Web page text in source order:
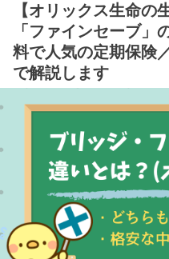
【オリックス生命の
「ファインセーブ」
料で人気の定期保険
で解説します